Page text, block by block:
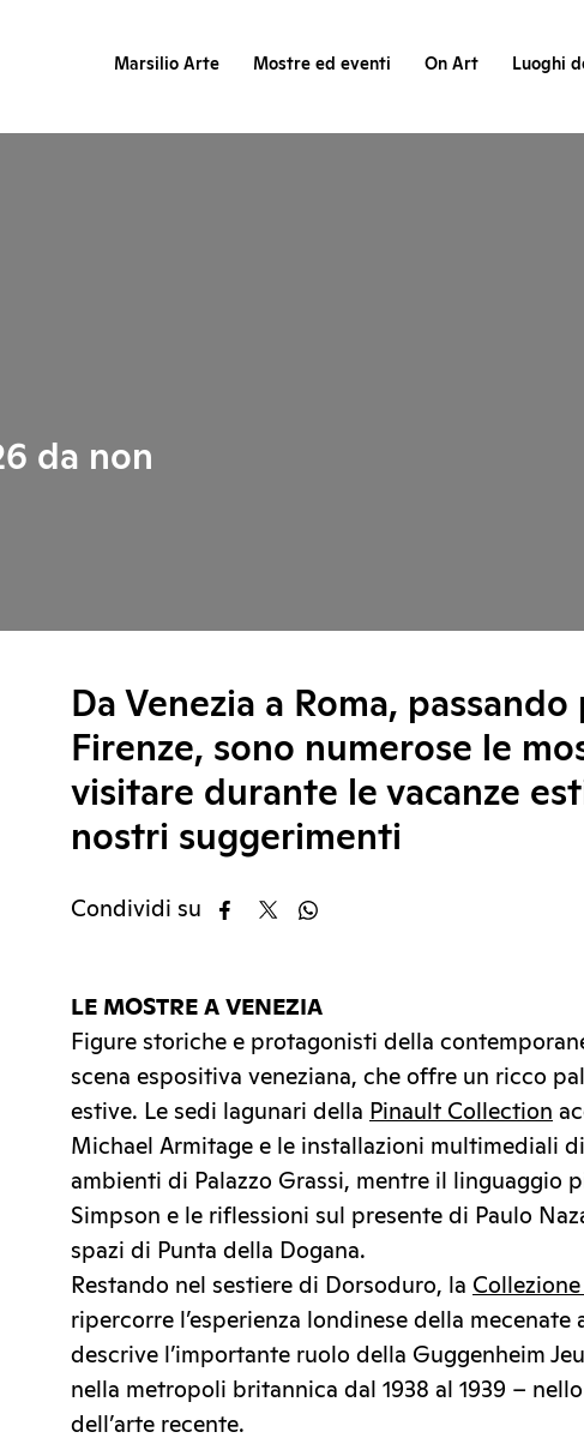
Marsilio Arte Mostre ed eventi On Art Luoghi
da non
Da Venezia a Roma,
Firenze, sono numerose le
visitare durante le vacanze
nostri suggerimenti
Condividi su
LE MOSTRE A VENEZIA
Figure storiche e protagonisti della
scena espositiva veneziana, che offre un ricco
estive. Le sedi lagunari della Pinault Collection
Michael Armitage e le installazioni multimediali
ambienti di Palazzo Grassi, mentre il linguaggio
Simpson e le riflessioni sul presente di Paulo
spazi di Punta della Dogana.
Restando nel sestiere di Dorsoduro, la
ripercorre l’esperienza londinese della mecenate
descrive l’importante ruolo della Guggenheim
nella metropoli britannica dal 1938 al 1939 –
dell’arte recente.